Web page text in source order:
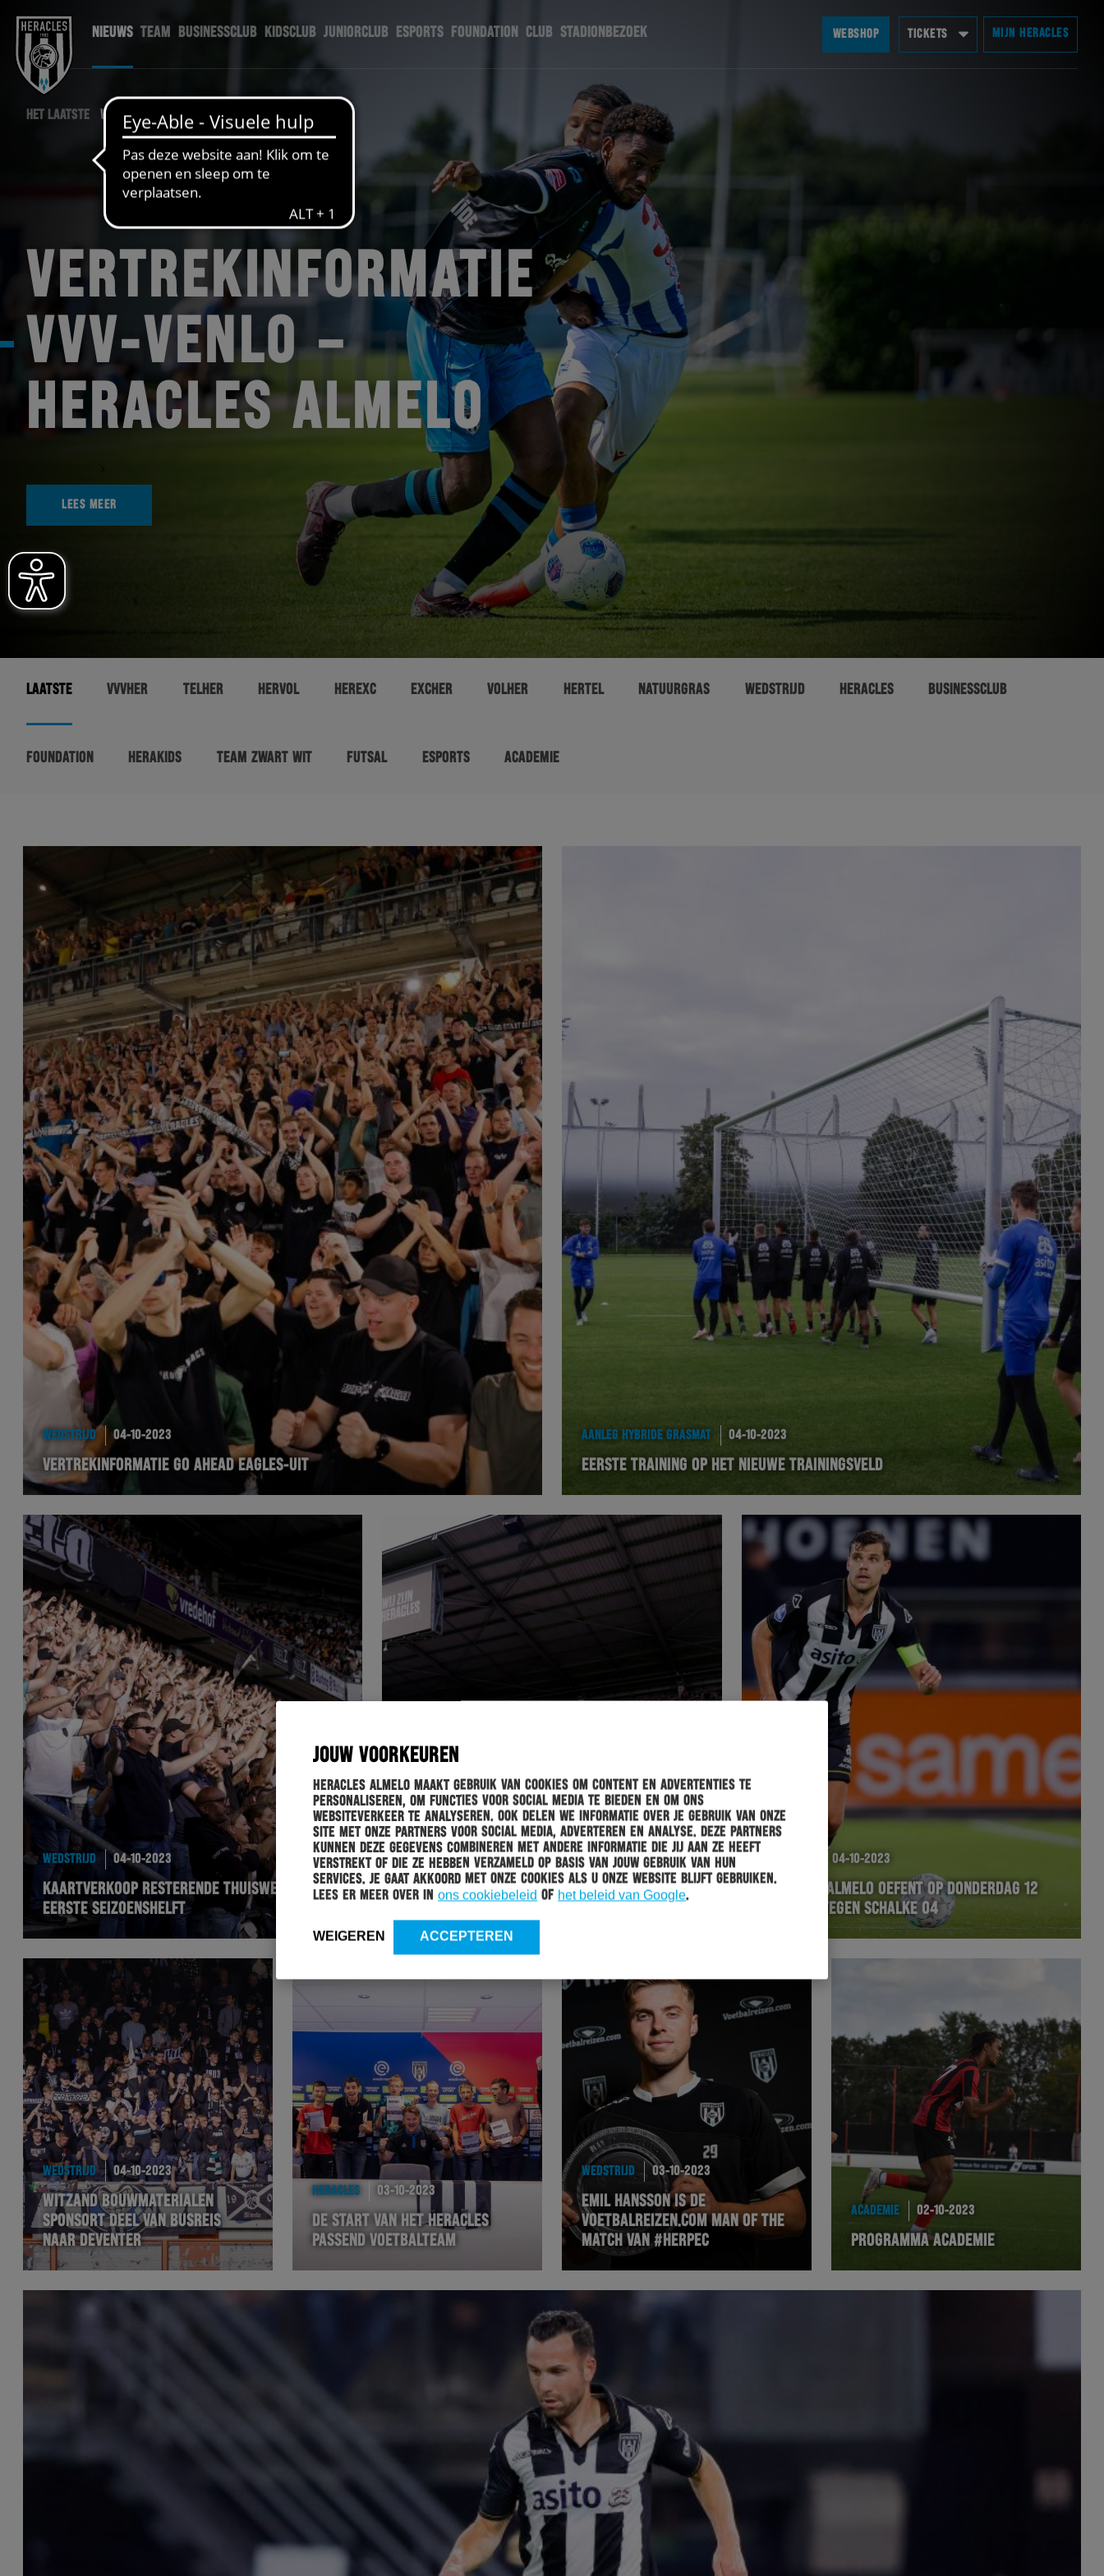
JOUW VOORKEUREN
Heracles Almelo maakt gebruik van cookies om content en advertenties te
personaliseren, om functies voor social media te bieden en om ons
websiteverkeer te analyseren. Ook delen we informatie over je gebruik van onze
site met onze partners voor social media, adverteren en analyse. Deze partners
kunnen deze gegevens combineren met andere informatie die jij aan ze heeft
verstrekt of die ze hebben verzameld op basis van jouw gebruik van hun
services. Je gaat akkoord met onze cookies als u onze website blijft gebruiken.
Lees er meer over in ons cookiebeleid of het beleid van Google.
WEIGEREN ACCEPTEREN
NIEUWS TEAM BUSINESSCLUB KIDSCLUB JUNIORCLUB ESPORTS FOUNDATION CLUB STADIONBEZOEK WEBSHOP TICKETS MIJN HERACLES
HET LAATSTE WEDSTRIJD NIEUWS
VERTREKINFORMATIE
VVV-VENLO –
HERACLES ALMELO
LEES MEER
LAATSTE VVVHER TELHER HERVOL HEREXC EXCHER VOLHER HERTEL NATUURGRAS WEDSTRIJD HERACLES BUSINESSCLUB
FOUNDATION HERAKIDS TEAM ZWART WIT FUTSAL ESPORTS ACADEMIE
WEDSTRIJD 04-10-2023
VERTREKINFORMATIE GO AHEAD EAGLES-UIT
AANLEG HYBRIDE GRASMAT 04-10-2023
EERSTE TRAINING OP HET NIEUWE TRAININGSVELD
WEDSTRIJD 04-10-2023
KAARTVERKOOP RESTERENDE THUISWEDSTRIJDEN
EERSTE SEIZOENSHELFT
WEDSTRIJD 04-10-2023
04-10-2023
HERACLES ALMELO OEFENT OP DONDERDAG 12
OKTOBER TEGEN SCHALKE 04
WEDSTRIJD 04-10-2023
WITZAND BOUWMATERIALEN
SPONSORT DEEL VAN BUSREIS
NAAR DEVENTER
HERACLES 03-10-2023
DE START VAN HET HERACLES
PASSEND VOETBALTEAM
WEDSTRIJD 03-10-2023
EMIL HANSSON IS DE
VOETBALREIZEN.COM MAN OF THE
MATCH VAN #HERPEC
ACADEMIE 02-10-2023
PROGRAMMA ACADEMIE